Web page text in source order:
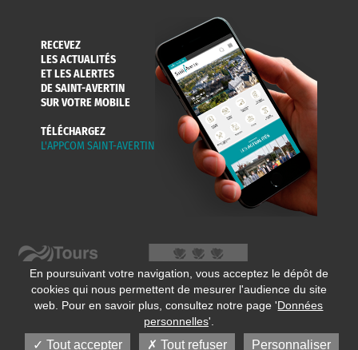
RECEVEZ
LES ACTUALITÉS
ET LES ALERTES
DE SAINT-AVERTIN
SUR VOTRE MOBILE
TÉLÉCHARGEZ
L'APPCOM SAINT-AVERTIN
© 2020 Ville de Saint-Avertin
Mentions légales
Données personnelles
Plan du site Réalisation
En poursuivant votre navigation, vous acceptez le dépôt de
cookies qui nous permettent de mesurer l'audience du site
web. Pour en savoir plus, consultez notre page 'Données
personnelles'.
Tout accepter Tout refuser Personnaliser